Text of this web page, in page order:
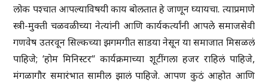
लोक पश्चात आपल्याविषयी काय बोलतात हे जाणून घ्यायचा. त्याप्रमाणे
स्त्री-मुक्ती चळवळीच्या नेत्यांनी आणि कार्यकर्त्यांनी आपले समाजसेवी
गणवेष उतरवून सिल्कच्या झगमगीत साडया नेसून या समाजात मिसळलं
पाहिजे; ‘होम मिनिस्टर“ कार्यक्रमाच्या शूटींगला हजर राहिलं पाहिजे,
मंगळागौर समारंभात सामील झालं पाहिजे. आपण कुठं आहोत आणि